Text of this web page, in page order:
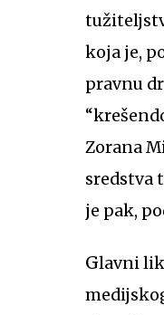
koja je,
pravnu
Zorana
sredstva
je pak,
Glavni lik ove afere je Bojan Jovanovski ili Boki13, osebujna Instagram persona koji je od